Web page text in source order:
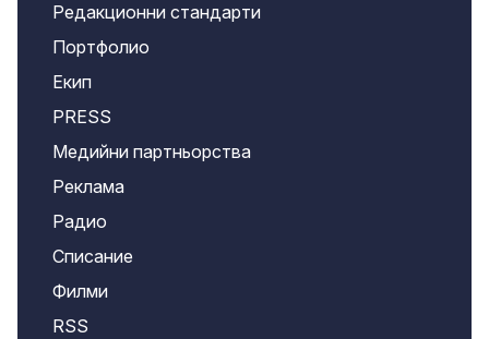
Редакционни стандарти
Портфолио
Екип
PRESS
Медийни партньорства
Реклама
Радио
Списание
Филми
RSS